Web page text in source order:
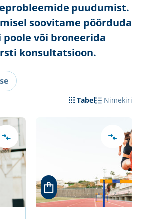
puudumist.
soovitame pöörduda
või broneerida
konsultatsioon.
Tabel Nimekiri